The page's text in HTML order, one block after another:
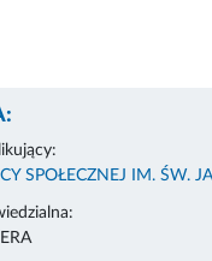
SPOŁECZNEJ IM. ŚW.